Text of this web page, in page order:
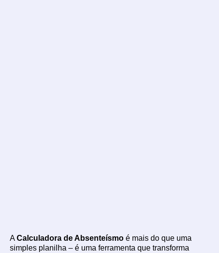
ACalculadora de Absenteísmo é mais do que uma
simples planilha – é uma ferramenta que transforma